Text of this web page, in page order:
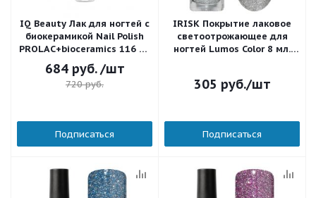
IQ Beauty Лак для ногтей с
биокерамикой Nail Polish
PROLAC+bioceramics 116 To
the moon and back 12,5 мл.
684руб. /шт
720руб.
Подписаться
IRISK Покрытие лаковое
светоотрожающее для
ногтей Lumos Color 8 мл.
305 руб./шт
Подписаться